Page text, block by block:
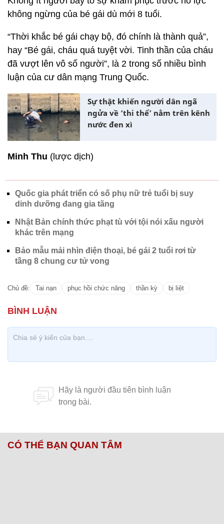
không ngừng của bé gái dù mới 8 tuổi.
“Thời khắc bé gái chạy bộ, đó chính là thành quả”,
hay “Bé gái, cháu quá tuyệt vời. Tinh thần của cháu
đã vượt lên vô số người”, là 2 trong số nhiều bình
luận của cư dân mạng Trung Quốc.
Sự thật khiến người dân ngã
ngửa về ‘thi thể’ nằm trên kênh
nước đen xì
Minh Thu (lược dịch)
Quốc gia phát triển có số phụ nữ trẻ tuổi bị suy
dinh dưỡng đang gia tăng
Nhật Bản chính thức phạt tù với tội nói xấu người
khác trên mạng
Bảo mẫu mải nhìn điện thoại, bé gái 2 tuổi rơi từ
tầng 8 chung cư tử vong
Chủ đề: Tai nạn phục hồi chức năng thần kỳ bị liệt
CÓ THỂ BẠN QUAN TÂM